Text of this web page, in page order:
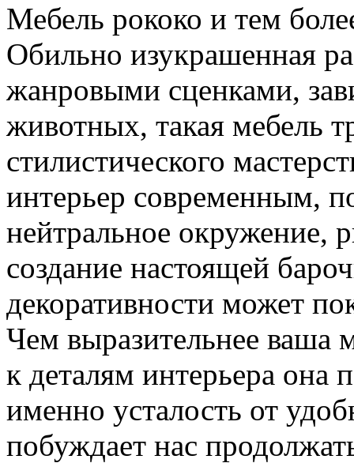
Мебель рококо и тем
Обильно изукрашенная
жанровыми сценками,
животных, такая мебель
стилистического
интерьер современным,
нейтральное окружение,
создание настоящей
декоративности может
Чем выразительнее ваша
к деталям интерьера она
именно усталость от
побуждает нас